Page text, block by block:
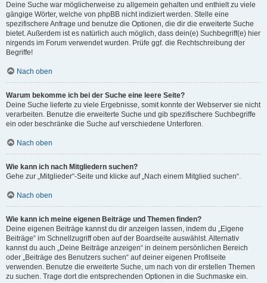
Deine Suche war möglicherweise zu allgemein gehalten und enthielt zu viele
gängige Wörter, welche von phpBB nicht indiziert werden. Stelle eine
spezifischere Anfrage und benutze die Optionen, die dir die erweiterte Suche
bietet. Außerdem ist es natürlich auch möglich, dass dein(e) Suchbegriff(e) hier
nirgends im Forum verwendet wurden. Prüfe ggf. die Rechtschreibung der
Begriffe!
Nach oben
Warum bekomme ich bei der Suche eine leere Seite?
Deine Suche lieferte zu viele Ergebnisse, somit konnte der Webserver sie nicht
verarbeiten. Benutze die erweiterte Suche und gib spezifischere Suchbegriffe
ein oder beschränke die Suche auf verschiedene Unterforen.
Nach oben
Wie kann ich nach Mitgliedern suchen?
Gehe zur „Mitglieder“-Seite und klicke auf „Nach einem Mitglied suchen“.
Nach oben
Wie kann ich meine eigenen Beiträge und Themen finden?
Deine eigenen Beiträge kannst du dir anzeigen lassen, indem du „Eigene
Beiträge“ im Schnellzugriff oben auf der Boardseite auswählst. Alternativ
kannst du auch „Deine Beiträge anzeigen“ in deinem persönlichen Bereich
oder „Beiträge des Benutzers suchen“ auf deiner eigenen Profilseite
verwenden. Benutze die erweiterte Suche, um nach von dir erstellen Themen
zu suchen. Trage dort die entsprechenden Optionen in die Suchmaske ein.